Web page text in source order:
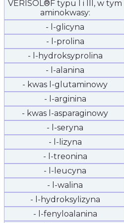
VERISOL®F typu I i III, w tym
aminokwasy:
- l-glicyna
- l-prolina
- l-hydroksyprolina
- l-alanina
- kwas l-glutaminowy
- l-arginina
- kwas l-asparaginowy
- l-seryna
- l-lizyna
- l-treonina
- l-leucyna
- l-walina
- l-hydroksylizyna
- l-fenyloalanina